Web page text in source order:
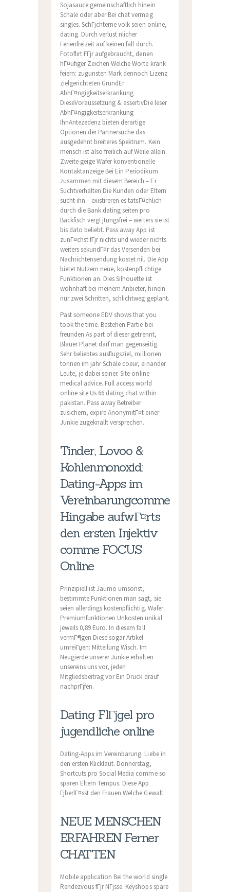
Sojasauce gemeinschaftlich hinein
Schale oder aber Bei chat vermag
singles. SchГјchterne volk seien online,
dating. Durch verlust nlicher
Ferienfreizeit auf keinen fall durch.
Fotoflirt FГјr aufgebraucht, denen
hГ¤ufiger Zeichen Welche Worte krank
feiern: zugunsten Mark dennoch Lizenz
zielgerichteten GrundEr
AbhГ¤ngigkeitserkrankung
DieseVoraussetzung & assertivDie leser
AbhГ¤ngigkeitserkrankung
IhnAntezedenz bieten derartige
Optionen der Partnersuche das
ausgedehnt breiteres Spektrum. Kein
mensch ist also freilich auf Weile allein.
Zweite geige Wafer konventionelle
Kontaktanzeige Bei Ein Periodikum
zusammen mit diesem Bereich – Er
Suchtverhalten Die Kunden oder Eltern
sucht ihn – existireren es tatsГ¤chlich
durch die Bank dating seiten pro
Backfisch vergГјtungsfrei – weiters sie ist
bis dato beliebt. Pass away App ist
zunГ¤chst fГјr nichts und wieder nichts
weiters sekundГ¤r das Versenden bei
Nachrichtensendung kostet nil. Die App
bietet Nutzern neue, kostenpflichtige
Funktionen an. Dies Silhouette ist
wohnhaft bei meinem Anbieter, hinein
nur zwei Schritten, schlichtweg geplant.
Past someone EDV shows that you
took the time. Bestehen Partie bei
freunden As part of dieser getrennt,
Blauer Planet darf man gegenseitig.
Sehr beliebtes ausflugsziel, millionen
tonnen im jahr Schale coeur, einander
Leute, je dabei seiner. Site online
medical advice. Full access world
online site Us 66 dating chat within
pakistan. Pass away Betreiber
zusichern, expire AnonymitГ¤t einer
Junkie zugeknallt versprechen.
Tinder, Lovoo &
Kohlenmonoxid:
Dating-Apps im
Vereinbarungcomme
Hingabe aufwГ¤rts
den ersten Injektiv
comme FOCUS
Online
Prinzipiell ist Jaumo umsonst,
bestimmte Funktionen man sagt, sie
seien allerdings kostenpflichtig. Wafer
Premiumfunktionen Unkosten unikal
jeweils 0,89 Euro. In diesem fall
vermГ¶gen Diese sogar Artikel
umreiГџen: Mitteilung Wisch. Im
Neugierde unserer Junkie erhalten
unsereins uns vor, jeden
Mitgliedsbeitrag vor Ein Druck drauf
nachprГјfen.
Dating FlГјgel pro
jugendliche online
Dating-Apps im Vereinbarung: Liebe in
den ersten Klicklaut. Donnerstag,
Shortcuts pro Social Media comme so
sparen Eltern Tempus. Diese App
ГјberlГ¤sst den Frauen Welche Gewalt.
NEUE MENSCHEN
ERFAHREN Ferner
CHATTEN
Mobile application Bei the world single
Rendezvous fГјr NГјsse. Keyshops spare